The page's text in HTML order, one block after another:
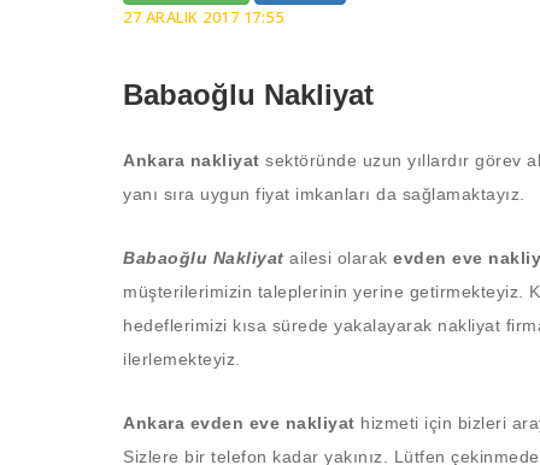
27 ARALIK 2017 17:55
Babaoğlu Nakliyat
Ankara nakliyat sektöründe uzun yıllardır görev
yanı sıra uygun fiyat imkanları da sağlamaktayız.
Babaoğlu Nakliyat ailesi olarak evden eve
müşterilerimizin taleplerinin yerine getirmekteyiz.
hedeflerimizi kısa sürede yakalayarak nakliyat
ilerlemekteyiz.
Ankara evden eve nakliyat hizmeti için bizleri
Sizlere bir telefon kadar yakınız. Lütfen